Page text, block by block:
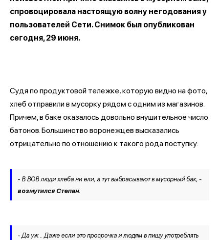
спровоцировала настоящую волну негодования у
пользователей Сети. Снимок был опубликован
сегодня, 29 июня.
Судя по продуктовой тележке, которую видно на фото,
хлеб отправили в мусорку рядом с одним из магазинов.
Причем, в баке оказалось довольно внушительное число
батонов. Большинство воронежцев высказались
отрицательно по отношению к такого рода поступку:
- В ВОВ люди хлеба ни ели, а тут выбрасывают в мусорный бак, -
возмутился Степан.
- Да уж... Даже если это просрочка и людям в пищу употреблять